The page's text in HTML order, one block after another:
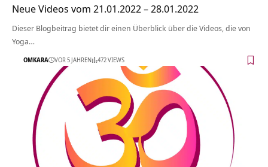
Neue Videos vom 21.01.2022 – 28.01.2022
Dieser Blogbeitrag bietet dir einen Überblick über die Videos, die von
Yoga…
OMKARA VOR 5 JAHREN 472 VIEWS